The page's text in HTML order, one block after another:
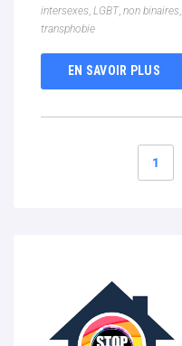
intersexes, LGBT, non binaires,
transphobie
EN SAVOIR PLUS
1